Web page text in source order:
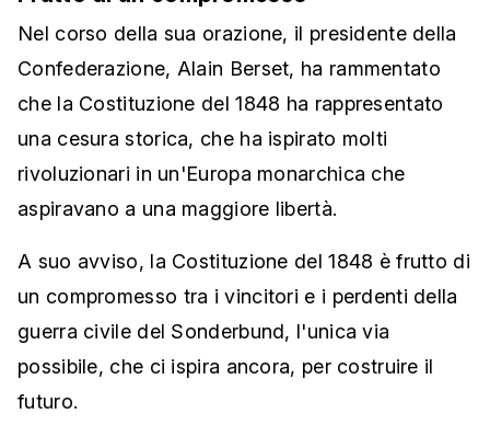
Nel corso della sua orazione, il presidente della
Confederazione, Alain Berset, ha rammentato
che la Costituzione del 1848 ha rappresentato
una cesura storica, che ha ispirato molti
rivoluzionari in un'Europa monarchica che
aspiravano a una maggiore libertà.
A suo avviso, la Costituzione del 1848 è frutto di
un compromesso tra i vincitori e i perdenti della
guerra civile del Sonderbund, l'unica via
possibile, che ci ispira ancora, per costruire il
futuro.